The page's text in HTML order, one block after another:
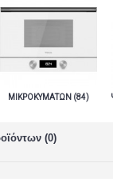
ΜΙΚΡΟΚΥΜΑΤΩΝ (84)
(0)